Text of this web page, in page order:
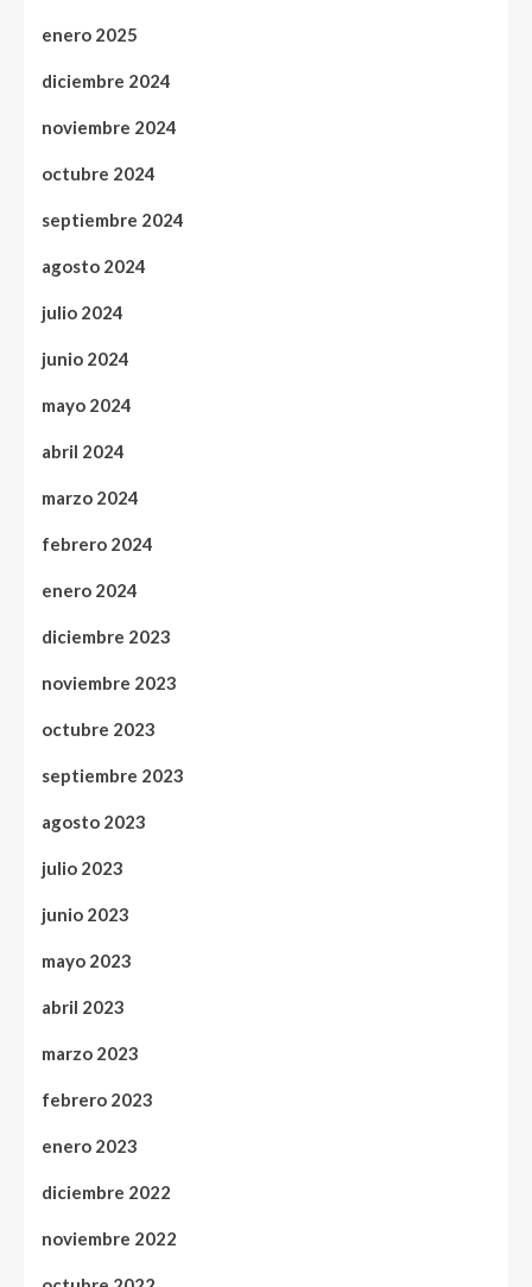
enero 2025
diciembre 2024
noviembre 2024
octubre 2024
septiembre 2024
agosto 2024
julio 2024
junio 2024
mayo 2024
abril 2024
marzo 2024
febrero 2024
enero 2024
diciembre 2023
noviembre 2023
octubre 2023
septiembre 2023
agosto 2023
julio 2023
junio 2023
mayo 2023
abril 2023
marzo 2023
febrero 2023
enero 2023
diciembre 2022
noviembre 2022